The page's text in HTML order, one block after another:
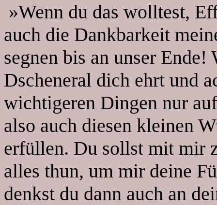
»Wenn du das wolltest,
auch die Dankbarkeit
segnen bis an unser
Dscheneral dich ehrt und
wichtigeren Dingen nur
also auch diesen kleinen
erfüllen. Du sollst mit mir
alles thun, um mir deine
denkst du dann auch an